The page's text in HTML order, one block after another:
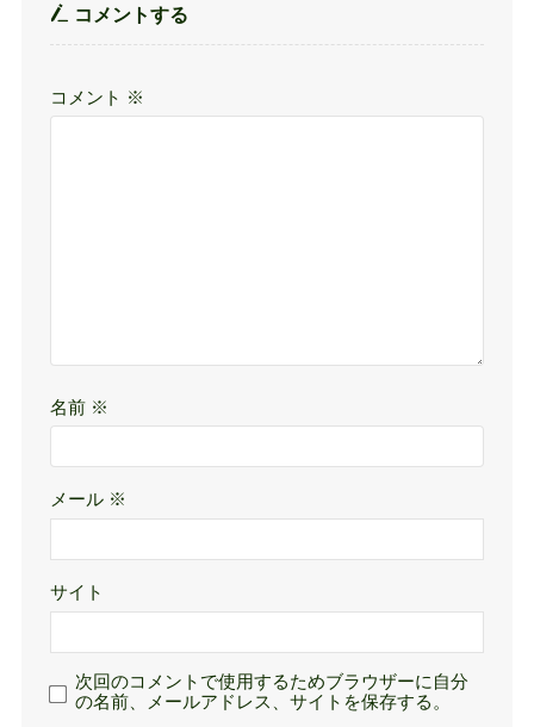
コメントする
コメント ※
名前 ※
メール ※
サイト
次回のコメントで使用するためブラウザーに自分
の名前、メールアドレス、サイトを保存する。